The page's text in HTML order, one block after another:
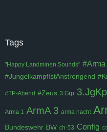
Tags
"Happy Landminen Sounds" #Arma
#JungelkampfIstAnstrengend
#TP-Abend #Zeus 3.Grp 3.JgKp
Arma 1 ArmA 3 arma nacht
Bundeswehr BW ch-53 Config